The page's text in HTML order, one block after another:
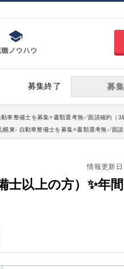
募
募集終了
車整備士を募集⭐書類選考無✅面談確約（
幌東- 自動車整備士を募集⭐書類選考無✅面
情報更新
士以上の方）✨年